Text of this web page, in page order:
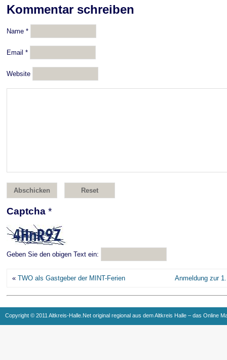
Kommentar schreiben
Name *
Email *
Website
Captcha *
Geben Sie den obigen Text ein:
« TWO als Gastgeber der MINT-Ferien Anmeldung zur
Copyright © 2011 Altkreis-Halle.Net original regional aus dem Altkreis Halle – das Online